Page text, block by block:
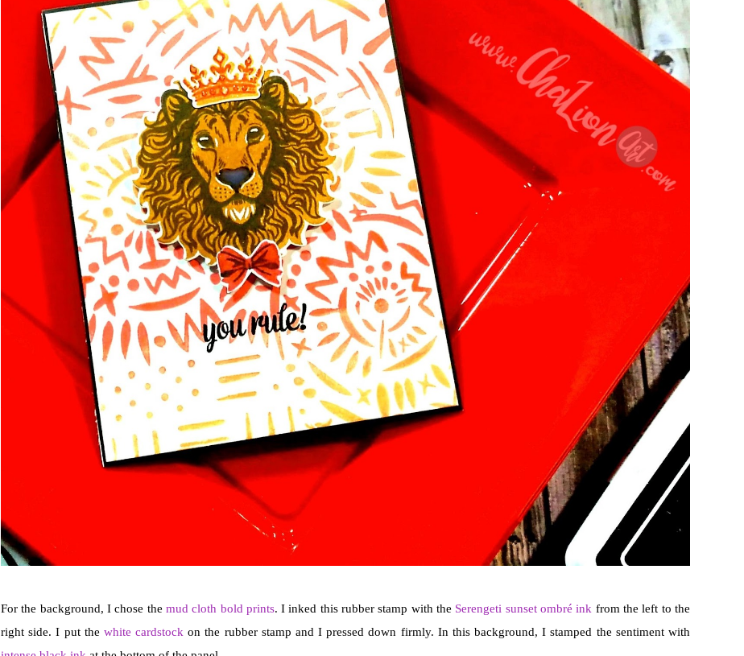
For the background, I chose the mud cloth bold prints. I inked this rubber stamp with the Serengeti sunset ombré ink from the left to the
right side. I put the white cardstock on the rubber stamp and I pressed down firmly. In this background, I stamped the sentiment with